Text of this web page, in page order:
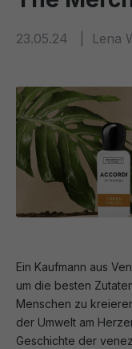
23.05.24 Lena
Ein Kaufmann aus
um die besten
Menschen zu
der Umwelt am
Geschichte der